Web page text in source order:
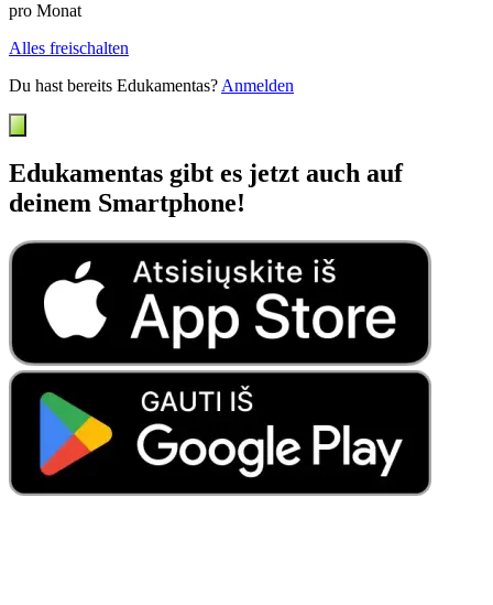
pro Monat
Alles freischalten
Du hast bereits Edukamentas? Anmelden
Edukamentas gibt es jetzt auch auf
deinem Smartphone!